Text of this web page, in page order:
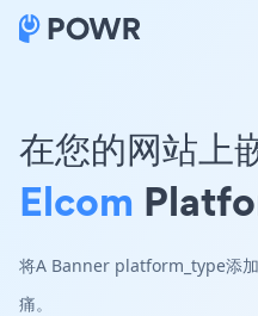
在您的网站
Elcom
将A Banner platform_type添
痛。